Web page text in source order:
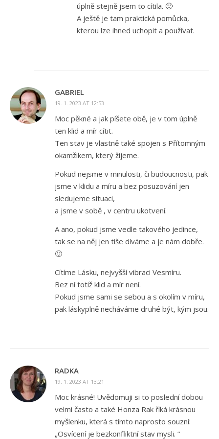
úplně stejně jsem to cítila. 🙂
A ještě je tam praktická pomůcka,
kterou lze ihned uchopit a používat.
GABRIEL
19. 1. 2023 AT 12:53
Moc pěkné a jak píšete obě, je v tom úplně
ten klid a mír cítit.
Ten stav je vlastně také spojen s Přítomným
okamžikem, který žijeme.
Pokud nejsme v minulosti, či budoucnosti, pak
jsme v klidu a míru a bez posuzování jen
sledujeme situaci,
a jsme v sobě , v centru ukotvení.
A ano, pokud jsme vedle takového jedince,
tak se na něj jen tiše díváme a je nám dobře.
🙂
Cítíme Lásku, nejvyšší vibraci Vesmíru.
Bez ní totiž klid a mír není.
Pokud jsme sami se sebou a s okolím v míru,
pak láskyplně necháváme druhé být, kým jsou.
RADKA
19. 1. 2023 AT 13:21
Moc krásné! Uvědomuji si to poslední dobou
velmi často a také Honza Rak říká krásnou
myšlenku, která s tímto naprosto souzní:
„Osvícení je bezkonfliktní stav mysli. “